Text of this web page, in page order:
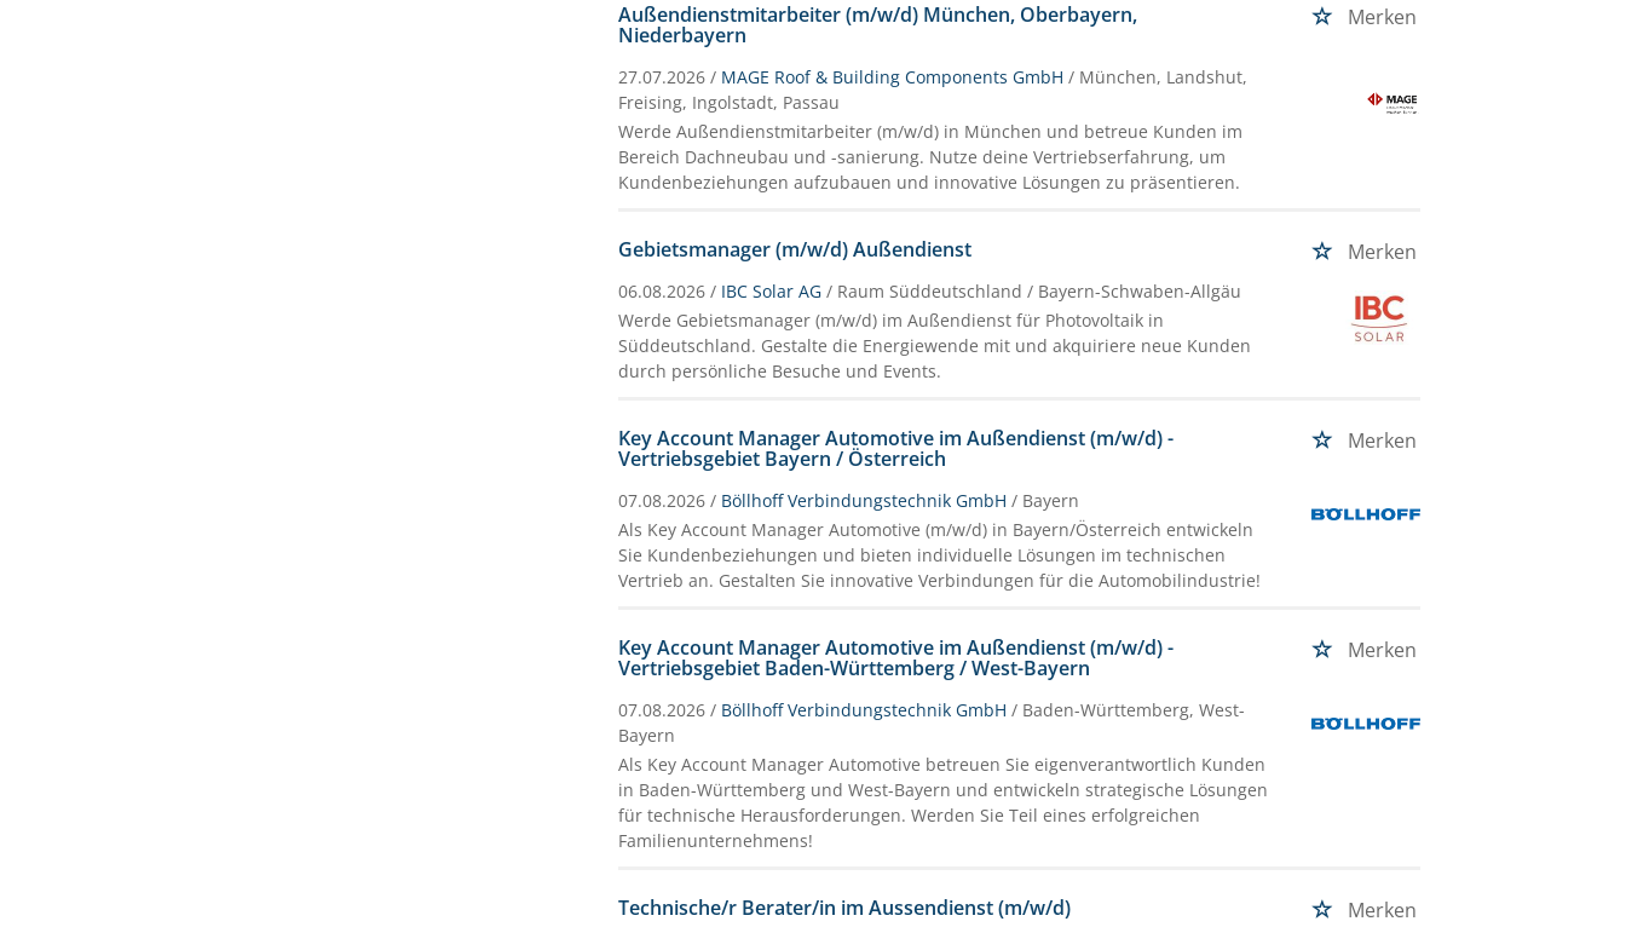
Außendienstmitarbeiter (m/w/d) München, Oberbayern,
Niederbayern
Merken
27.07.2026 / MAGE Roof & Building Components GmbH / München, Landshut,
Freising, Ingolstadt, Passau
Werde Außendienstmitarbeiter (m/w/d) in München und betreue Kunden im
Bereich Dachneubau und -sanierung. Nutze deine Vertriebserfahrung, um
Kundenbeziehungen aufzubauen und innovative Lösungen zu präsentieren.
Gebietsmanager (m/w/d) Außendienst Merken
06.08.2026 / IBC Solar AG / Raum Süddeutschland / Bayern-Schwaben-Allgäu
Werde Gebietsmanager (m/w/d) im Außendienst für Photovoltaik in
Süddeutschland. Gestalte die Energiewende mit und akquiriere neue Kunden
durch persönliche Besuche und Events.
Key Account Manager Automotive im Außendienst (m/w/d) -
Vertriebsgebiet Bayern / Österreich
Merken
07.08.2026 / Böllhoff Verbindungstechnik GmbH / Bayern
Als Key Account Manager Automotive (m/w/d) in Bayern/Österreich entwickeln
Sie Kundenbeziehungen und bieten individuelle Lösungen im technischen
Vertrieb an. Gestalten Sie innovative Verbindungen für die Automobilindustrie!
Key Account Manager Automotive im Außendienst (m/w/d) -
Vertriebsgebiet Baden-Württemberg / West-Bayern
Merken
07.08.2026 / Böllhoff Verbindungstechnik GmbH / Baden-Württemberg, West-
Bayern
Als Key Account Manager Automotive betreuen Sie eigenverantwortlich Kunden
in Baden-Württemberg und West-Bayern und entwickeln strategische Lösungen
für technische Herausforderungen. Werden Sie Teil eines erfolgreichen
Familienunternehmens!
Technische/r Berater/in im Aussendienst (m/w/d) Merken